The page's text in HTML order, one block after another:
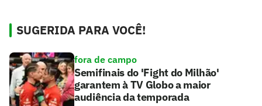
SUGERIDA PARA VOCÊ!
fora de campo
Semifinais do 'Fight do Milhão'
garantem à TV Globo a maior
audiência da temporada